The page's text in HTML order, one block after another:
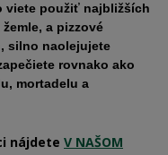
viete použiť najbližších
a pizzové
silno naolejujete
rovnako ako
mortadelu a
nájdete V NAŠOM